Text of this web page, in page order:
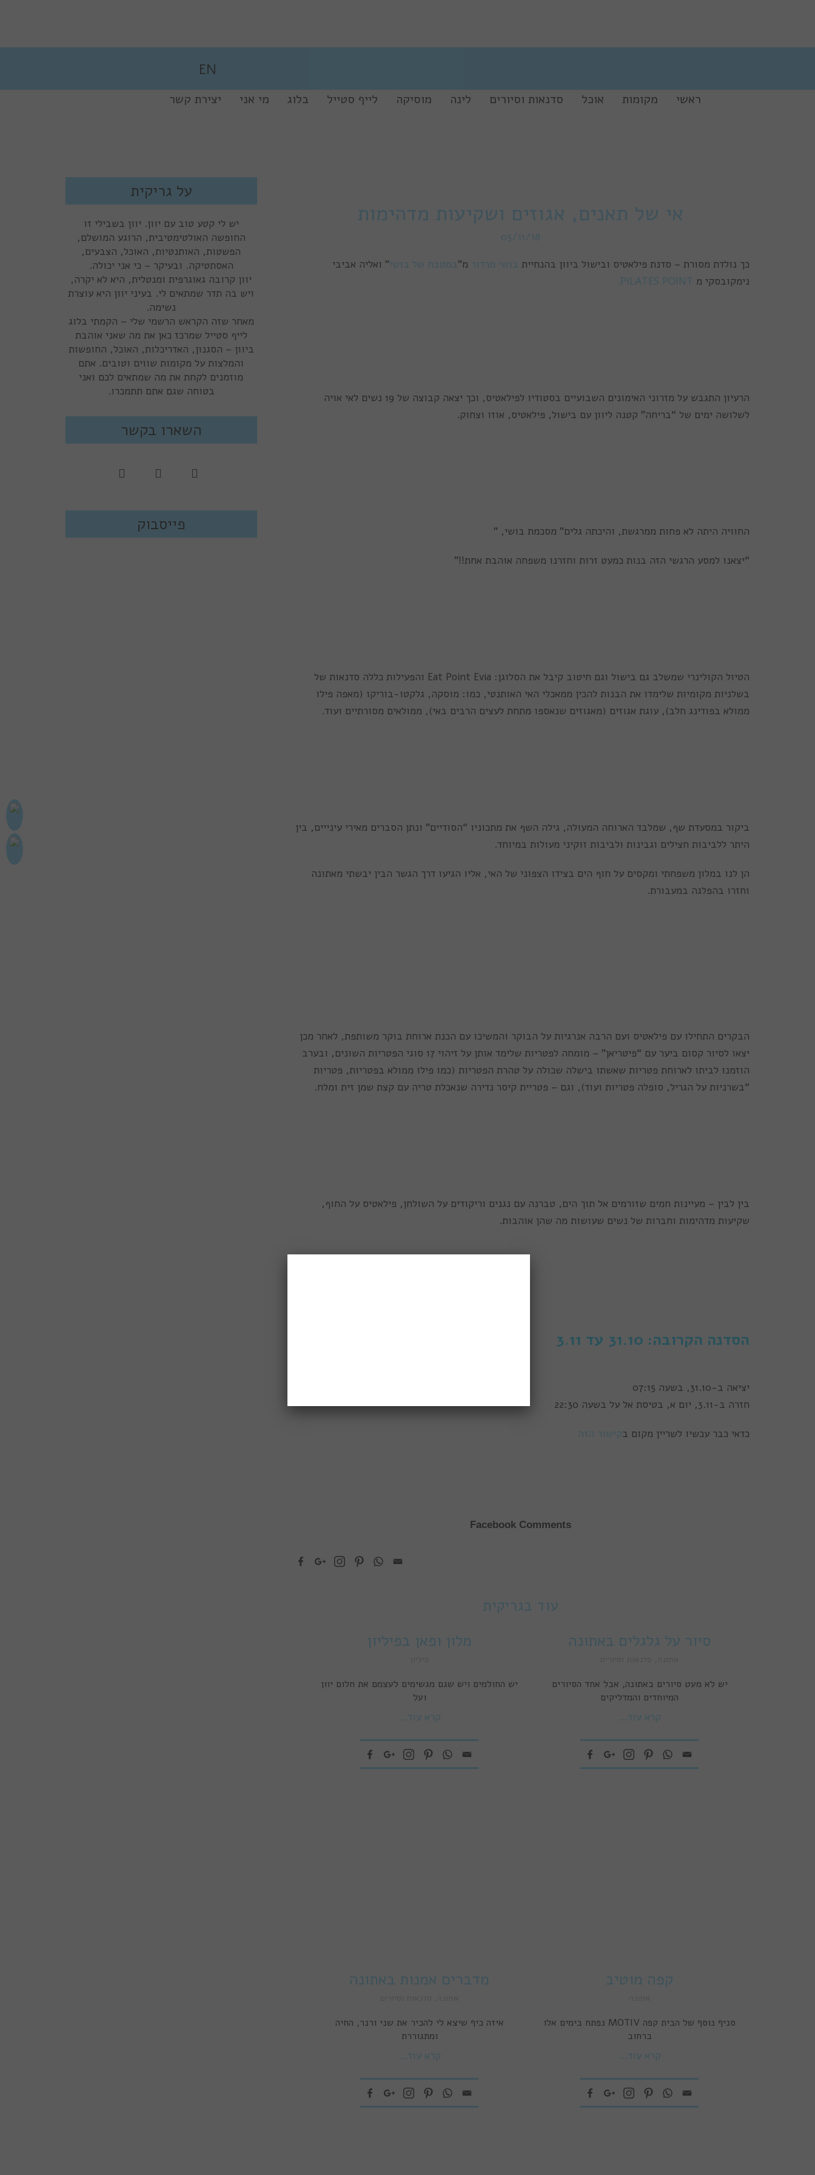
EN
ראשי מקומות אוכל סדנאות וסיורים לינה מוסיקה לייף סטייל בלוג מי אני יצירת קשר
אי של תאנים, אגוזים ושקיעות מדהימות
05/11/18
כך נולדת מסורת – סדנת פילאטיס ובישול ביוון בהנחיית בושי מרדור מ”במטבח של בושי” ואליה אביבי
נימקובסקי מ PILATES POINT.
הרעיון התגבש על מזרוני האימונים השבועיים בסטודיו לפילאטיס, וכך יצאה קבוצה של 19 נשים לאי אויה
לשלושה ימים של “בריחה” קטנה ליוון עם בישול, פילאטיס, אוזו וצחוק.
החוויה היתה לא פחות ממרגשת, והיכתה גלים” מסכמת בושי, ”
“יצאנו למסע הרגשי הזה בנות כמעט זרות וחזרנו משפחה אוהבת אחת!!”
הטיול הקולינרי שמשלב גם בישול וגם חיטוב קיבל את הסלוגן: Eat Point Evia והפעילות כללה סדנאות של
בשלניות מקומיות שלימדו את הבנות להכין ממאכלי האי האותנטי, כמו: מוסקה, גלקטו-בוריקו (מאפה פילו
ממולא בפודינג חלב), עוגת אגוזים (מאגוזים שנאספו מתחת לעצים הרבים באי), ממולאים מסורתיים ועוד.
ביקור במסעדת שף, שמלבד הארוחה המעולה, גילה השף את מתכוניו “הסודיים” ונתן הסברים מאירי עינייים, בין
היתר ללביבות חצילים וגבינות ולביבות זוקיני מעולות במיוחד.
הן לנו במלון משפחתי ומקסים על חוף הים בצידו הצפוני של האי, אליו הגיעו דרך הגשר הבין יבשתי מאתונה
וחזרו בהפלגה במעבורת.
הבקרים התחילו עם פילאטיס ועם הרבה אנרגיות על הבוקר והמשיכו עם הכנת ארוחת בוקר משותפת, לאחר מכן
יצאו לסיור קסום ביער עם “פיטריאן” – מומחה לפטריות שלימד אותן על זיהוי 17 סוגי הפטריות השונים, ובערב
הוזמנו לביתו לארוחת פטריות שאשתו בישלה שכולה על טהרת הפטריות (כמו פילו ממולא בפטריות, פטריות
“בשרניות על הגריל, סופלה פטריות ועוד), וגם – פטריית קיסר נדירה שנאכלת טריה עם קצת שמן זית ומלח.
בין לבין – מעיינות חמים שזורמים אל תוך הים, טברנה עם נגנים וריקודים על השולחן, פילאטיס על החוף,
שקיעות מדהימות וחברות של נשים שעושות מה שהן אוהבות.
הסדנה הקרובה: 31.10 עד 3.11
יציאה ב-31.10, בשעה 07:15
חזרה ב-3.11, יום א, בטיסת אל על בשעה 22:30
כדאי כבר עכשיו לשריין מקום בקישור הזה
Facebook Comments
עוד בגריקית
סיור על גלגלים באתונה
יש לא מעט סיורים באתונה, אבל אחד הסיורים
המיוחדים והמדליקים
קרא עוד...
מלון ופאן בפיליון
יש החולמים ויש שגם מגשימים לעצמם את חלום יוון
ועל
קרא עוד...
קפה מוטיב
סניף נוסף של הבית קפה MOTIV נפתח בימים אלו
ברחוב
קרא עוד...
מדברים אמנות באתונה
איזה כיף שיצא לי להכיר את שני ורנר, החיה
ומתגוררת
קרא עוד...
על גריקית
יש לי קטע טוב עם יוון. יוון בשבילי זו
החופשה האולטימטיבית, הרוגע המושלם,
הפשטות, האותנטיות, האוכל, הצבעים,
האסתטיקה. ובעיקר – כי אני יכולה.
יוון קרובה גאוגרפית ומנטלית, היא לא יקרה,
ויש בה תדר שמתאים לי. בעיני יוון היא עוצרת
נשימה.
מאחר שזה הקראש הרשמי שלי – הקמתי בלוג
לייף סטייל שמרכז כאן את מה שאני אוהבת
ביוון – הסגנון, האדריכלות, האוכל, החופשות
והמלצות על מקומות שווים וטובים. אתם
מוזמנים לקחת את מה שמתאים לכם ואני
בטוחה שגם אתם תתמכרו.
השארו בקשר
פייסבוק